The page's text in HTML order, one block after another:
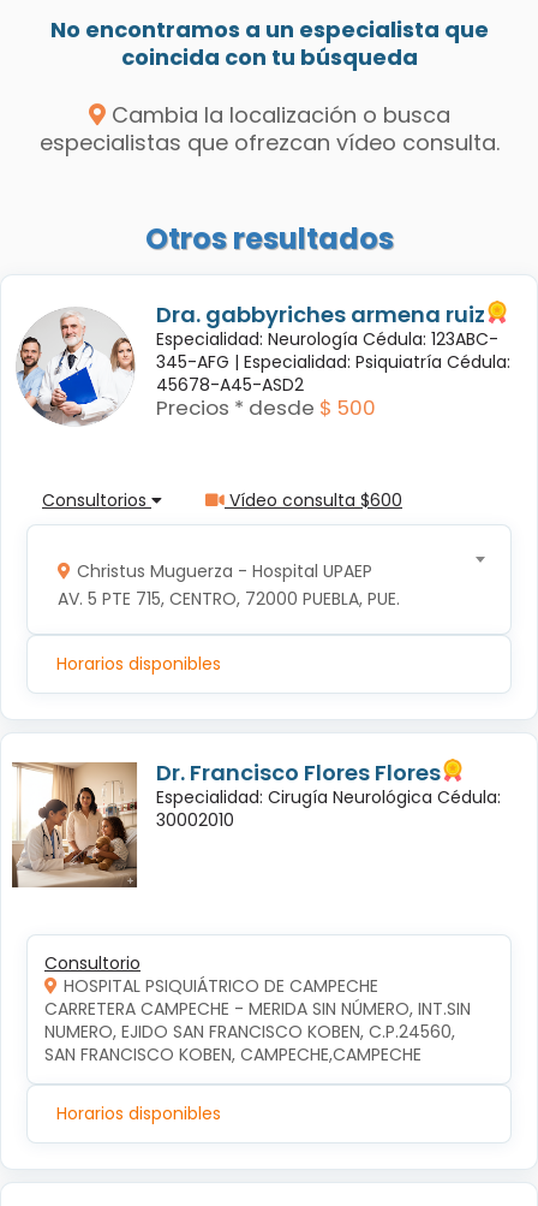
No encontramos a un especialista que
coincida con tu búsqueda
Cambia la localización o busca
especialistas que ofrezcan vídeo consulta.
Otros resultados
Dra. gabbyriches armena ruiz
Especialidad: Neurología Cédula: 123ABC-
345-AFG | Especialidad: Psiquiatría Cédula:
45678-A45-ASD2
Precios * desde $ 500
Consultorios Vídeo consulta $600
Christus Muguerza - Hospital UPAEP
AV. 5 PTE 715, CENTRO, 72000 PUEBLA, PUE.
Horarios disponibles
Dr. Francisco Flores Flores
Especialidad: Cirugía Neurológica Cédula:
30002010
Consultorio
HOSPITAL PSIQUIÁTRICO DE CAMPECHE
CARRETERA CAMPECHE - MERIDA SIN NÚMERO, INT.SIN
NUMERO, EJIDO SAN FRANCISCO KOBEN, C.P.24560,
SAN FRANCISCO KOBEN, CAMPECHE,CAMPECHE
Horarios disponibles